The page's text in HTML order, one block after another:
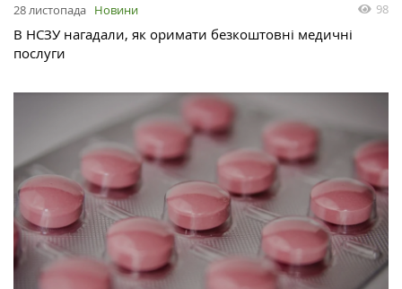
28 листопада Новини 98
В НСЗУ нагадали, як оримати безкоштовні медичні
послуги